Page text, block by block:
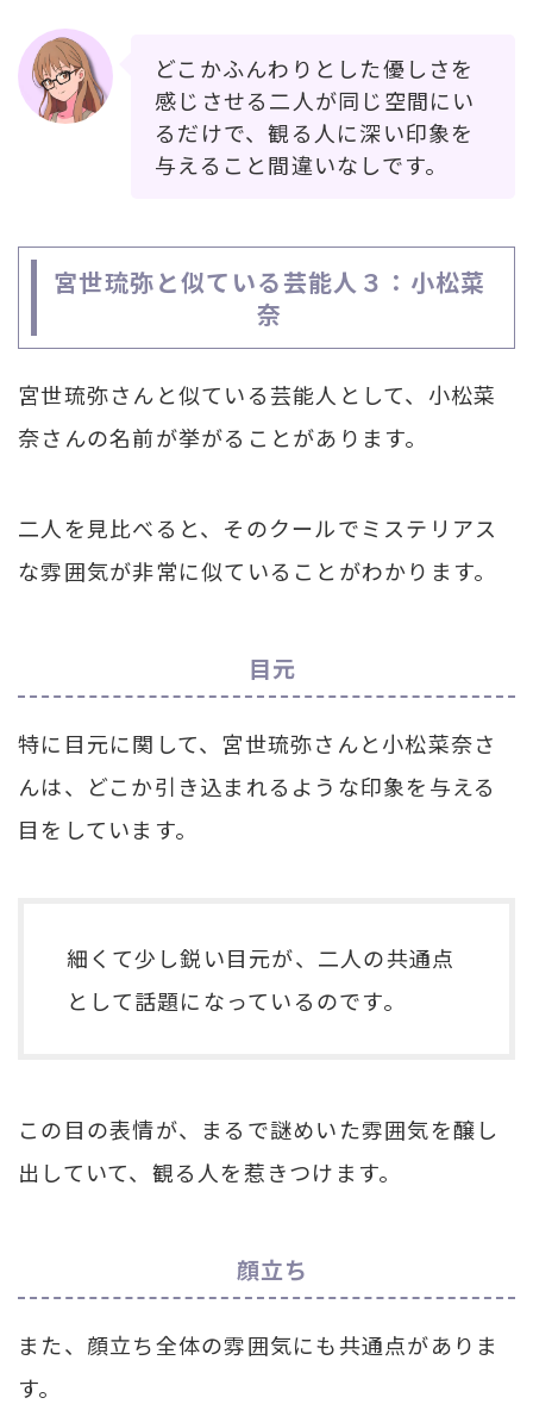
どこかふんわりとした優しさを
感じさせる二人が同じ空間にい
るだけで、観る人に深い印象を
与えること間違いなしです。
宮世琉弥と似ている芸能人３：小松菜
奈
宮世琉弥さんと似ている芸能人として、小松菜
奈さんの名前が挙がることがあります。
二人を見比べると、そのクールでミステリアス
な雰囲気が非常に似ていることがわかります。
目元
特に目元に関して、宮世琉弥さんと小松菜奈さ
んは、どこか引き込まれるような印象を与える
目をしています。
細くて少し鋭い目元が、二人の共通点
として話題になっているのです。
この目の表情が、まるで謎めいた雰囲気を醸し
出していて、観る人を惹きつけます。
顔立ち
また、顔立ち全体の雰囲気にも共通点がありま
す。